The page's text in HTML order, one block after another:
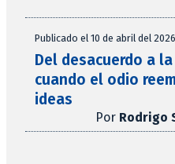
Publicado el 10 de abril del 2026
Del desacuerdo a
cuando el odio
ideas
Por Rodrigo